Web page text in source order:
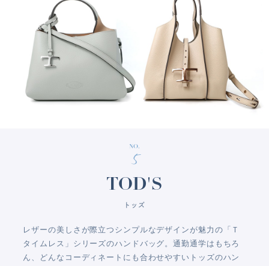
NO.
5
TOD'S
トッズ
レザーの美しさが際立つシンプルなデザインが魅力の「Ｔ
タイムレス」シリーズのハンドバッグ。通勤通学はもちろ
ん、どんなコーディネートにも合わせやすいトッズのハン